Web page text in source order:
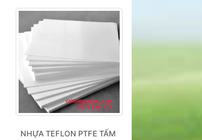
NHỰA TEFLON PTFE TẤM